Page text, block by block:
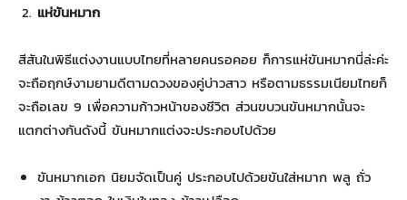
แห่ขันหมาก
สีสันในพิธีแต่งงานแบบไทยที่หลายคนรอคอย ก็การแห่ขันหมากนี่ล่ะค่ะ
จะถือฤกษ์งามยามดีตามดวงของคู่บ่าวสาว หรือตามธรรมเนียมไทยก็
จะถือเลข 9 เพื่อความก้าวหน้าของชีวิต ส่วนขบวนขันหมากนั้นจะ
แตกต่างกันดังนี้ ขันหมากแต่งจะประกอบไปด้วย
ขันหมากเอก นิยมจัดเป็นคู่ ประกอบไปด้วยขันใส่หมาก พลู ถั่ว